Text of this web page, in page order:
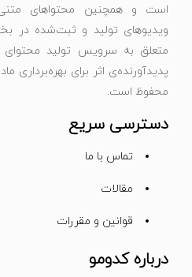
است و همچنین محتواهای
ویدیوهای تولید و ثبت‌شده در
متعلق به سرویس تولید
پدیدآورنده‌ی اثر برای بهره‌برداری
محفوظ است.
دسترسی سریع
تماس با ما
مقالات
قوانین و مقررات
درباره کدومو